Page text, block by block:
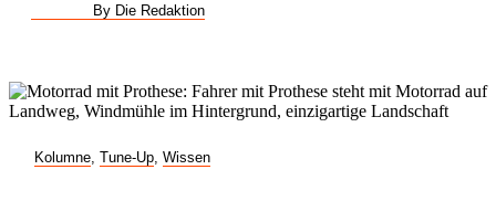
By Die Redaktion
Kolumne Tune-Up Wissen